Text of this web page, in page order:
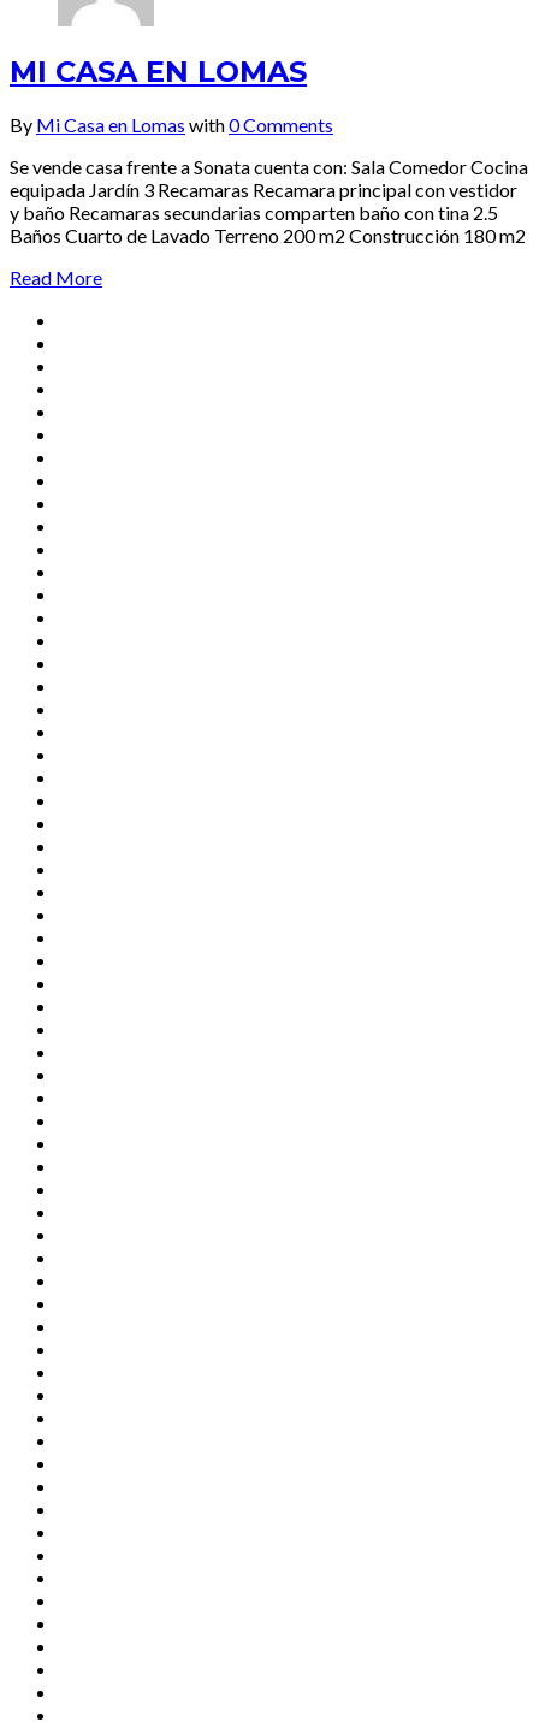
MI CASA EN LOMAS
By Mi Casa en Lomas with0 Comments
Se vende casa frente a Sonata cuenta con: Sala Comedor Cocina
equipada Jardín 3 Recamaras Recamara principal con vestidor
y baño Recamaras secundarias comparten baño con tina 2.5
Baños Cuarto de Lavado Terreno 200 m2 Construcción 180 m2
Read More